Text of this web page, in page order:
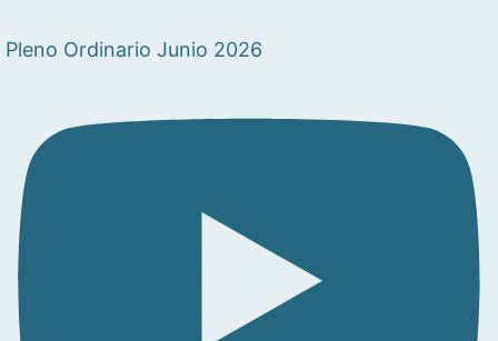
Pleno Ordinario Junio 2026